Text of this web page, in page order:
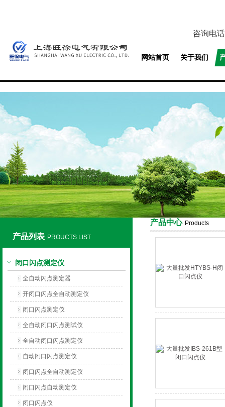
上海旺徐电气有限公司
咨询电
网站首页 关于我们
产品列表 PROUCTS LIST
闭口闪点测定仪
全自动闪点测定器
开闭口闪点全自动测定仪
闭口闪点测定仪
全自动闭口闪点测试仪
全自动闭口闪点测定仪
自动闭口闪点测定仪
闭口闪点全自动测定仪
闭口闪点自动测定仪
闭口闪点仪
产品中心 Products